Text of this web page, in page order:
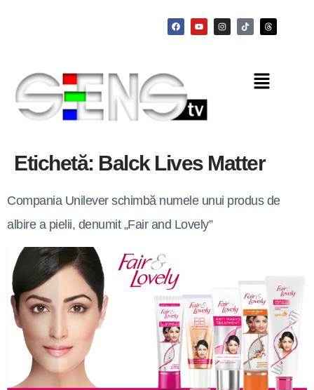
Etichetă: Balck Lives Matter
Compania Unilever schimbă numele unui produs de
albire a pielii, denumit „Fair and Lovely”